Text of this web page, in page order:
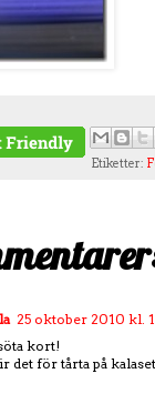
Etiketter:
25 oktober 2010 kl.
kort!
det för tårta på